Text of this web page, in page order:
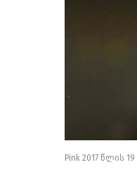
Pink 2017 წლის